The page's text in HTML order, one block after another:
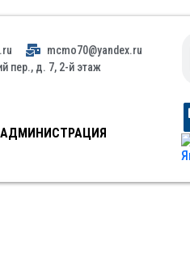
mcmo70@yandex.ru
пер., д. 7, 2-й этаж